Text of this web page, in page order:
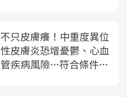
不只皮膚癢！中重度異位
性皮膚炎恐增憂鬱、心血
管疾病風險…符合條件者